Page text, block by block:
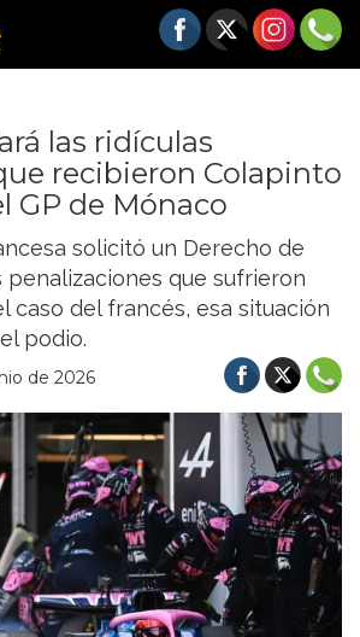
las ridículas
recibieron Colapinto
GP de Mónaco
solicitó un Derecho de
penalizaciones que sufrieron
caso del francés, esa situación
podio.
de 2026